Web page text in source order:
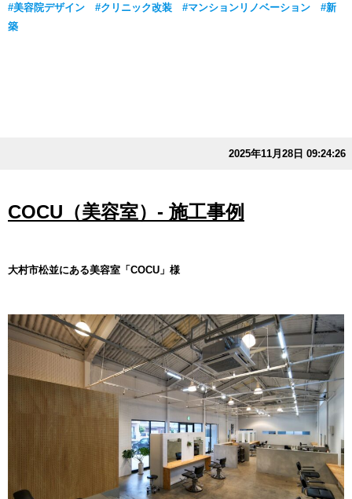
#美容院デザイン #クリニック改装 #マンションリノベーション #新
築
2025年11月28日 09:24:26
COCU（美容室）- 施工事例
大村市松並にある美容室「COCU」様